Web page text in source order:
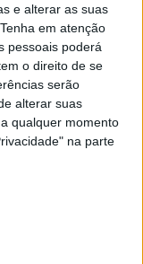
e alterar as suas
Tenha em atenção
pessoais poderá
o direito de se
serão
alterar suas
qualquer momento
na parte
doméstica